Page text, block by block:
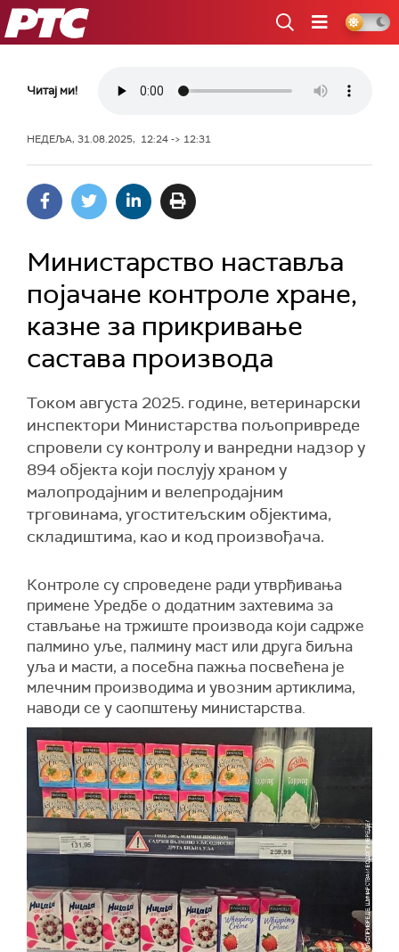
РТС
Читај ми!
НЕДЕЉА, 31.08.2025, 12:24 -> 12:31
Министарство наставља
појачане контроле хране,
казне за прикривање
састава производа
Током августа 2025. године, ветеринарски
инспектори Министарства пољопривреде
спровели су контролу и ванредни надзор у
894 објекта који послују храном у
малопродајним и велепродајним
трговинама, угоститељским објектима,
складиштима, као и код произвођача.
Контроле су спроведене ради утврђивања
примене Уредбе о додатним захтевима за
стављање на тржиште производа који садрже
палмино уље, палмину маст или друга биљна
уља и масти, а посебна пажња посвећена је
млечним производима и увозним артиклима,
наводи се у саопштењу министарства.